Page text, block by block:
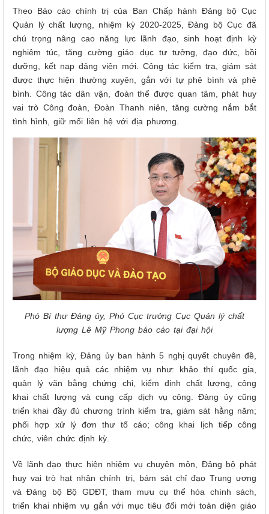
Theo Báo cáo chính trị của Ban Chấp hành Đảng bộ Cục
Quản lý chất lượng, nhiệm kỳ 2020-2025, Đảng bộ Cục đã
chú trọng nâng cao năng lực lãnh đạo, sinh hoạt định kỳ
nghiêm túc, tăng cường giáo dục tư tưởng, đạo đức, bồi
dưỡng, kết nạp đảng viên mới. Công tác kiểm tra, giám sát
được thực hiện thường xuyên, gắn với tự phê bình và phê
bình. Công tác dân vận, đoàn thể được quan tâm, phát huy
vai trò Công đoàn, Đoàn Thanh niên, tăng cường nắm bắt
tình hình, giữ mối liên hệ với địa phương.
Phó Bí thư Đảng ủy, Phó Cục trưởng Cục Quản lý chất
lượng Lê Mỹ Phong báo cáo tại đại hội
Trong nhiệm kỳ, Đảng ủy ban hành 5 nghị quyết chuyên đề,
lãnh đạo hiệu quả các nhiệm vụ như: khảo thí quốc gia,
quản lý văn bằng chứng chỉ, kiểm định chất lượng, công
khai chất lượng và cung cấp dịch vụ công. Đảng ủy cũng
triển khai đầy đủ chương trình kiểm tra, giám sát hằng năm;
phối hợp xử lý đơn thư tố cáo; công khai lịch tiếp công
chức, viên chức định kỳ.
Về lãnh đạo thực hiện nhiệm vụ chuyên môn, Đảng bộ phát
huy vai trò hạt nhân chính trị, bám sát chỉ đạo Trung ương
và Đảng bộ Bộ GDĐT, tham mưu cụ thể hóa chính sách,
triển khai nhiệm vụ gắn với mục tiêu đổi mới toàn diện giáo